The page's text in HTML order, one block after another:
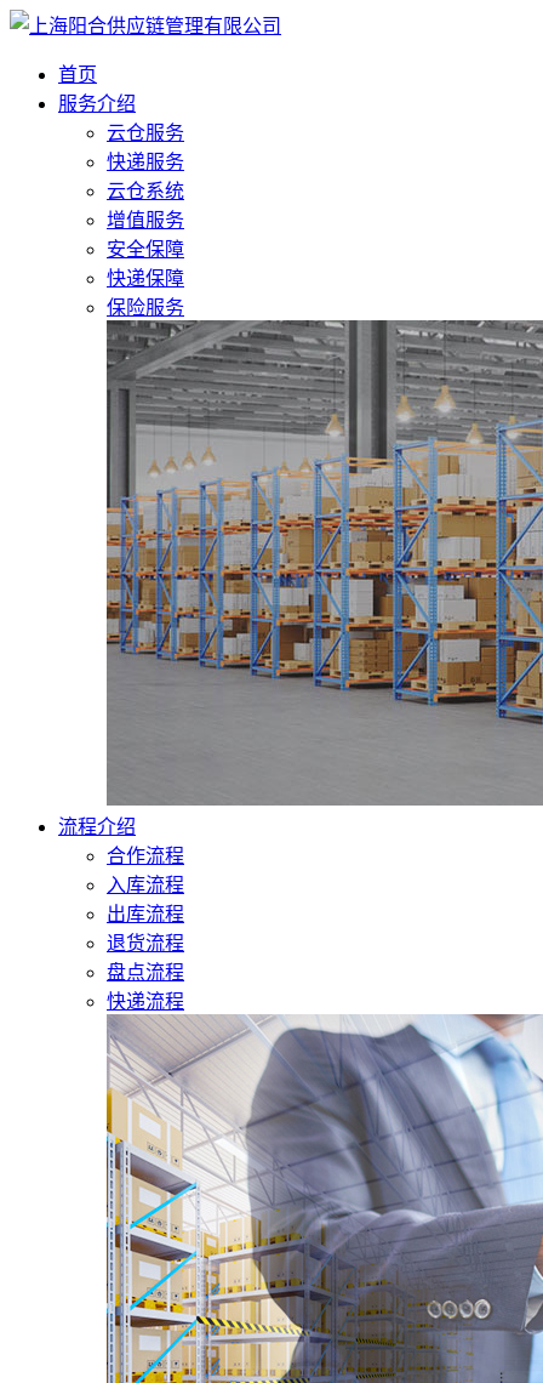
首页
服务介绍
云仓服务
快递服务
云仓系统
增值服务
安全保障
快递保障
保险服务
流程介绍
合作流程
入库流程
出库流程
退货流程
盘点流程
快递流程